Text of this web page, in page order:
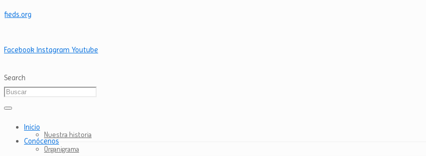
fieds.org
Facebook Instagram Youtube
Search
Inicio
Conócenos
Nuestra historia
Organigrama